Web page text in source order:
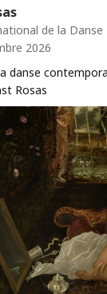
de la Danse
2026
danse
Rosas